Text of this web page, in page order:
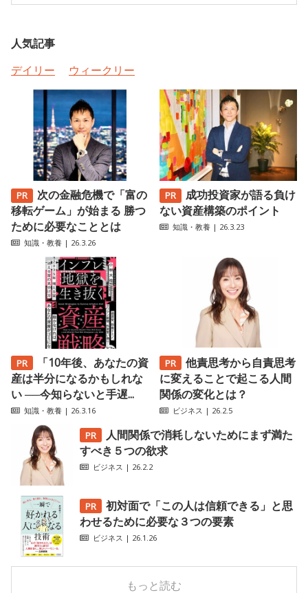
人気記事
デイリー
ウィークリー
次の金融危機で「富の
移転ゲーム」が始まる 勝つ
ために必要なこととは
知識・教養 | 26.3.26
成功投資家が語る負け
ない資産構築のポイント
知識・教養 | 26.3.23
「10年後、あなたの資
産は半分になるかもしれな
い ──今知らないと手遅...
知識・教養 | 26.3.16
他責思考から自責思考
に変えることで起こる人間
関係の変化とは？
ビジネス | 26.2.5
人間関係で消耗しないためにまず満た
すべき５つの欲求
ビジネス | 26.2.2
初対面で「この人は信頼できる」と思
わせるために必要な３つの要素
ビジネス | 26.1.26
もっと読む